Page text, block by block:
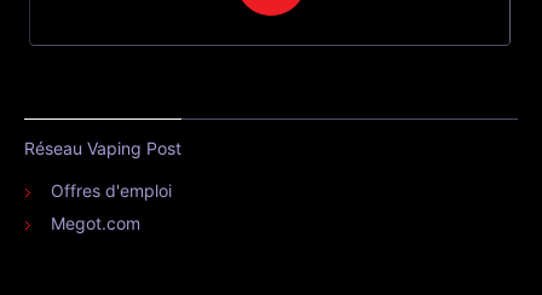
Réseau Vaping Post
Offres d'emploi
Megot.com